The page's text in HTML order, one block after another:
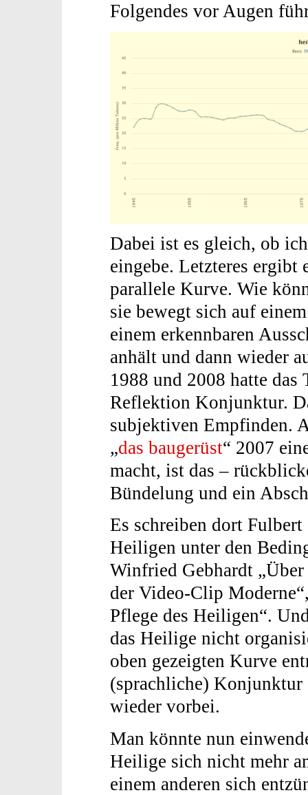
Folgendes vor Augen
Dabei ist es gleich, ob
eingebe. Letzteres ergibt
parallele Kurve. Wie
sie bewegt sich auf
einem erkennbaren
anhält und dann wieder
1988 und 2008 hatte
Reflektion Konjunktur.
subjektiven Empfinden.
„das baugerüst“ 2007
macht, ist das –
Bündelung und ein
Es schreiben dort Fulbert
Heiligen unter den
Winfried Gebhardt
der Video-Clip
Pflege des Heiligen“.
das Heilige nicht
oben gezeigten Kurve
(sprachliche) Konjunktur
wieder vorbei.
Man könnte nun
Heilige sich nicht mehr
einem anderen sich